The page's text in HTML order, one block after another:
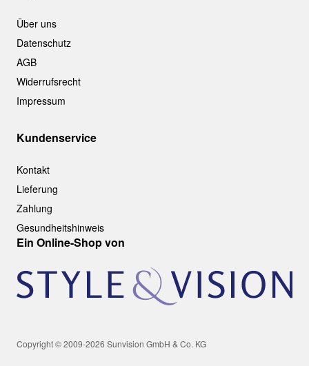
Über uns
Datenschutz
AGB
Widerrufsrecht
Impressum
Kundenservice
Kontakt
Lieferung
Zahlung
Gesundheitshinweis
Ein Online-Shop von
Copyright © 2009-2026 Sunvision GmbH & Co. KG